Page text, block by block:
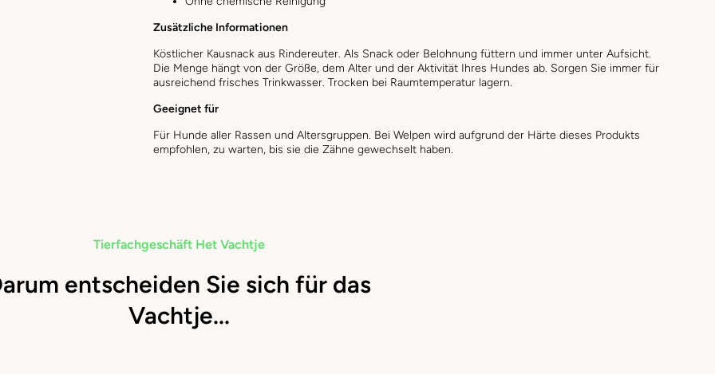
Zusätzliche Informationen
Köstlicher Kausnack aus Rindereuter. Als Snack oder Belohnung füttern und immer unter Aufsicht.
Die Menge hängt von der Größe, dem Alter und der Aktivität Ihres Hundes ab. Sorgen Sie immer für
ausreichend frisches Trinkwasser. Trocken bei Raumtemperatur lagern.
Geeignet für
Für Hunde aller Rassen und Altersgruppen. Bei Welpen wird aufgrund der Härte dieses Produkts
empfohlen, zu warten, bis sie die Zähne gewechselt haben.
Tierfachgeschäft Het Vachtje
entscheiden Sie sich für das
Vachtje...